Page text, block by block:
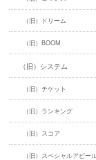
（旧）ドリーム
（旧）BOOM
（旧）システム
（旧）チケット
（旧）ランキング
（旧）スコア
（旧）スペシャルアピー